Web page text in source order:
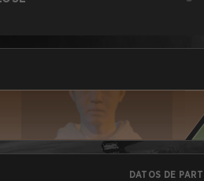
DATOS DE